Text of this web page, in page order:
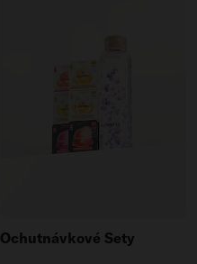
Ochutnávkové Sety